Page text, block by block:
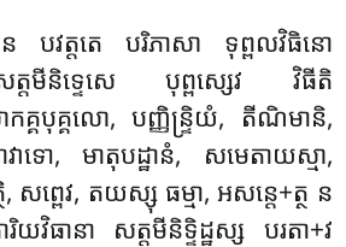
ន បវត្តតេ បរិភាសា ទុព្ពលវិធិនោ
ត្តមីនិទ្ទេសេ បុព្ពស្សេវ វិធីតិ
គ្គបុគ្គលោ, បញ្ញិន្ទ្រិយំ, តីណិមានិ,
ទោ, មាតុបដ្ឋានំ, សមេតាយស្មា,
ព្ពេវ, តយស្សុ ធម្មា, អសន្តេ+ត្ថ ន
យវិធានា សត្តមីនិទ្ទិដ្ឋស្ស បរតា+វ